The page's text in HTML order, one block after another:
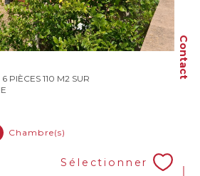
Contact
PIÈCES 110 M2 SUR
Chambre(s)
Sélectionner